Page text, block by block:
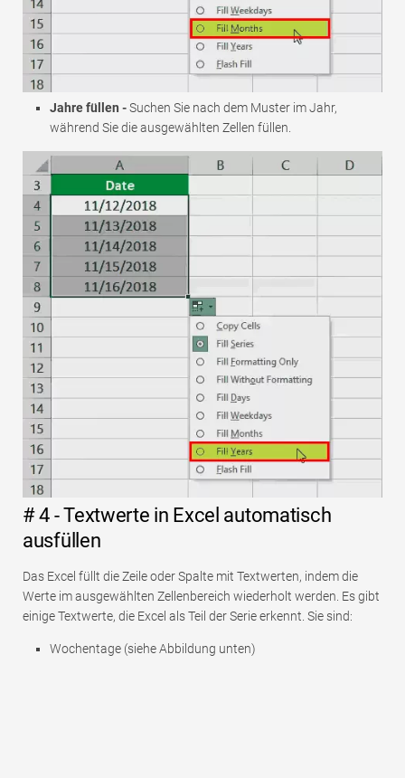
Jahre füllen -Suchen Sie nach dem Muster im Jahr,
während Sie die ausgewählten Zellen füllen.
# 4 - Textwerte in Excel automatisch
ausfüllen
Das Excel füllt die Zeile oder Spalte mit Textwerten, indem die
Werte im ausgewählten Zellenbereich wiederholt werden. Es gibt
einige Textwerte, die Excel als Teil der Serie erkennt. Sie sind:
Wochentage (siehe Abbildung unten)